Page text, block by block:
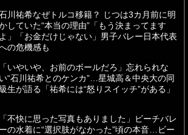
川祐希なぜトルコ移籍？ じつは3カ月前に明
していた“本当の理由”「もう決まってます
よ」「お金だけじゃない」男子バレー日本代表
の危機感も
「いやいや、お前のボールだろ」忘れられな
い“石川祐希とのケンカ”…星城高＆中央大の同
生が語る「祐希には“怒りスイッチ”がある」
「不快に思った写真もありました」ビーチバレ
ーの水着に“選択肢がなかった”頃の本音…ビー